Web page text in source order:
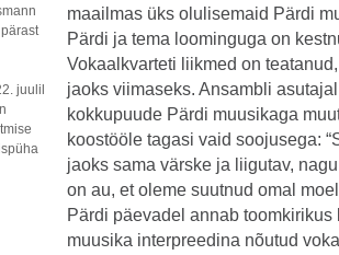
juulil
maailmas üks olulisemaid Pärdi
Pärdi ja tema loominguga on
Vokaalkvarteti liikmed on
jaoks viimaseks. Ansambli
kokkupuude Pärdi muusikaga
koostööle tagasi vaid soojusega:
jaoks sama värske ja liigutav,
on au, et oleme suutnud omal
Pärdi päevadel annab
muusika interpreedina nõutud